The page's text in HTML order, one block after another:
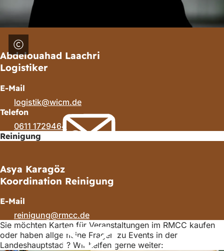
Abdelouahad Laachri
Logistiker
E-Mail
logistik
wicm de
Telefon
0611 1729464
Reinigung
Asya Karagöz
Koordination Reinigung
E-Mail
reinigung
rmcc de
Sie möchten Karten für Veranstaltungen im RMCC kaufen
oder haben allgemeine Fragen zu Events in der
Landeshauptstadt? Wir helfen gerne weiter: